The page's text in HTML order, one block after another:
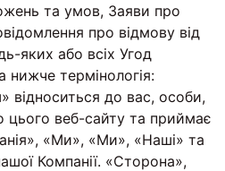
та умов, Заяви про
про відмову від
яких або всіх Угод
термінологія:
відноситься до вас, особи,
цього веб-сайту та приймає
«Ми», «Ми», «Наші» та
Компанії. «Сторона»,